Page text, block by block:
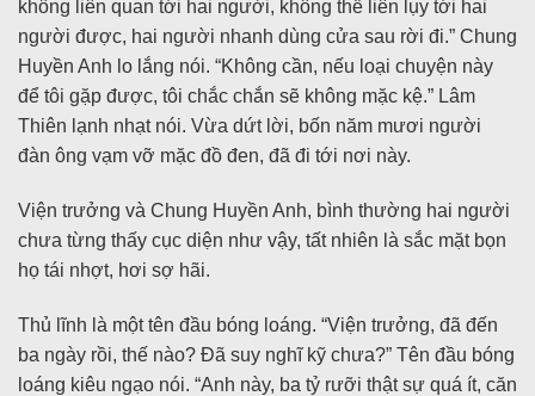
không liên quan tới hai người, không thể liên lụy tới hai
người được, hai người nhanh dùng cửa sau rời đi.” Chung
Huyền Anh lo lắng nói. “Không cần, nếu loại chuyện này
để tôi gặp được, tôi chắc chắn sẽ không mặc kệ.” Lâm
Thiên lạnh nhạt nói. Vừa dứt lời, bốn năm mươi người
đàn ông vạm vỡ mặc đồ đen, đã đi tới nơi này.
Viện trưởng và Chung Huyền Anh, bình thường hai người
chưa từng thấy cục diện như vậy, tất nhiên là sắc mặt bọn
họ tái nhợt, hơi sợ hãi.
Thủ lĩnh là một tên đầu bóng loáng. “Viện trưởng, đã đến
ba ngày rồi, thế nào? Đã suy nghĩ kỹ chưa?” Tên đầu bóng
loáng kiêu ngạo nói. “Anh này, ba tỷ rưỡi thật sự quá ít, căn